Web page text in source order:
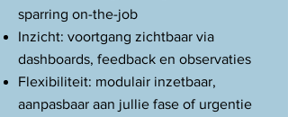
sparring on-the-job
Inzicht: voortgang zichtbaar via
dashboards, feedback en observaties
Flexibiliteit: modulair inzetbaar,
aanpasbaar aan jullie fase of urgentie